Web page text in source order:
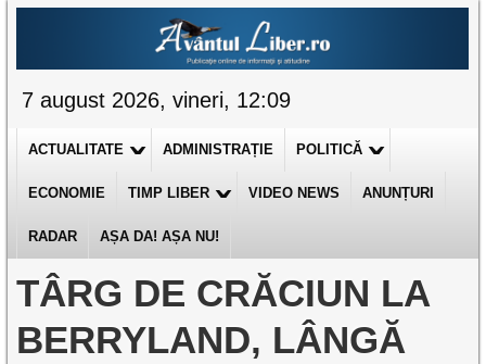
7 august 2026, vineri, 12:09
ACTUALITATE ADMINISTRAȚIE POLITICĂ
ECONOMIE TIMP LIBER VIDEO NEWS ANUNȚURI
RADAR AȘA DA! AȘA NU!
TÂRG DE CRĂCIUN LA
BERRYLAND, LÂNGĂ